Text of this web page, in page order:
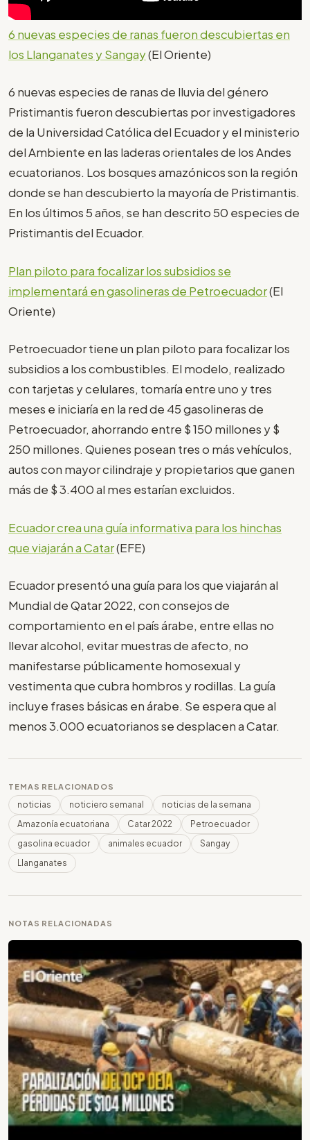
6 nuevas especies de ranas fueron descubiertas en
los Llanganates y Sangay(El Oriente)
6 nuevas especies de ranas de lluvia del género
Pristimantis fueron descubiertas por investigadores
de la Universidad Católica del Ecuador y el ministerio
del Ambiente en las laderas orientales de los Andes
ecuatorianos. Los bosques amazónicos son la región
donde se han descubierto la mayoría de Pristimantis.
En los últimos 5 años, se han descrito 50 especies de
Pristimantis del Ecuador.
Plan piloto para focalizar los subsidios se
implementará en gasolineras de Petroecuador(El
Oriente)
Petroecuador tiene un plan piloto para focalizar los
subsidios a los combustibles. El modelo, realizado
con tarjetas y celulares, tomaría entre uno y tres
meses e iniciaría en la red de 45 gasolineras de
Petroecuador, ahorrando entre $ 150 millones y $
250 millones. Quienes posean tres o más vehículos,
autos con mayor cilindraje y propietarios que ganen
más de $ 3.400 al mes estarían excluidos.
Ecuador crea una guía informativa para los hinchas
que viajarán a Catar(EFE)
Ecuador presentó una guía para los que viajarán al
Mundial de Qatar 2022, con consejos de
comportamiento en el país árabe, entre ellas no
llevar alcohol, evitar muestras de afecto, no
manifestarse públicamente homosexual y
vestimenta que cubra hombros y rodillas. La guía
incluye frases básicas en árabe. Se espera que al
menos 3.000 ecuatorianos se desplacen a Catar.
TEMAS RELACIONADOS
noticias noticiero semanal
noticias de la semana
Amazonía ecuatoriana
Catar 2022
Petroecuador
gasolina ecuador
animales ecuador
Sangay
Llanganates
NOTAS RELACIONADAS